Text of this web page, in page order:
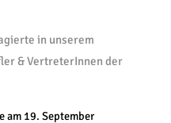
in unserem
& VertreterInnen der
am 19. September